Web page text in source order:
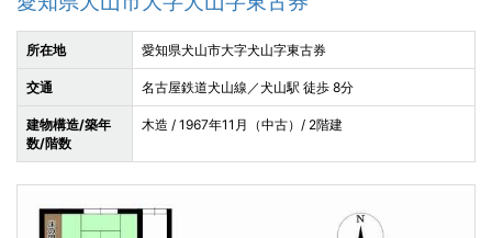
所在地 愛知県犬山市大字犬山字東古券
交通 名古屋鉄道犬山線／犬山駅 徒歩 8分
建物構造/築年
数/階数
木造 / 1967年11月（中古）/ 2階建